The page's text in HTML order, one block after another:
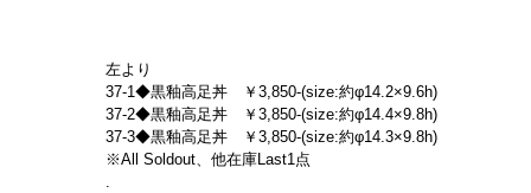
左より
37-1◆黒釉高足丼　￥3,850-(size:約φ14.2×9.6h)
37-2◆黒釉高足丼　￥3,850-(size:約φ14.4×9.8h)
37-3◆黒釉高足丼　￥3,850-(size:約φ14.3×9.8h)
※All Soldout、他在庫Last1点
.